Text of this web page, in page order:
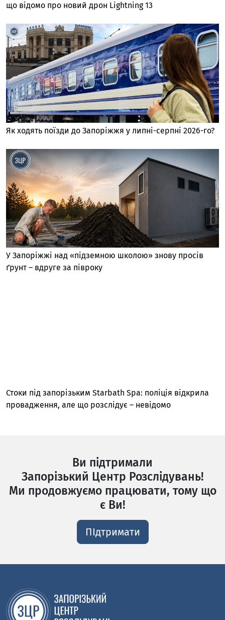
що відомо про новий дрон Lightning 13
Як ходять поїзди до Запоріжжя у липні-серпні 2026-го?
У Запоріжжі над «підземною школою» знову просів
ґрунт – вдруге за півроку
Стоки під запорізьким Starbath Spa: поліція відкрила
провадження, але що розслідує – невідомо
Ви підтримали
Запорізький Центр Розслідувань!
Ми продовжуємо працювати, тому що
є Ви!
ПІдтримати